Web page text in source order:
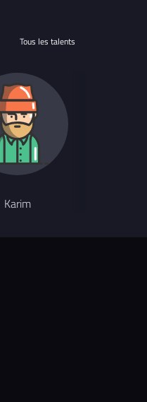
Tous les talents
Karim